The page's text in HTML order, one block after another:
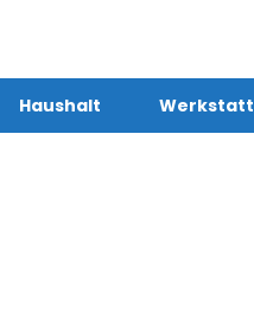
Haushalt Werkstatt